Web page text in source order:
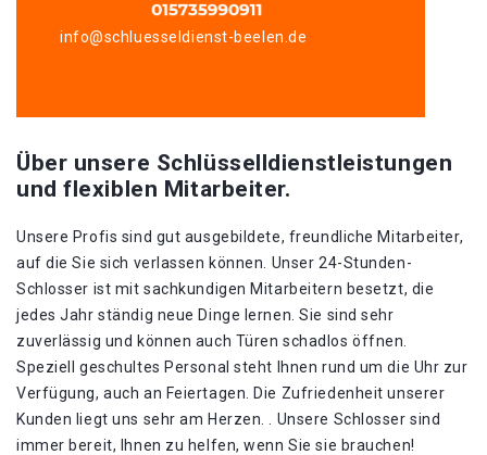
info@schluesseldienst-beelen.de
Über unsere Schlüsselldienstleistungen
und flexiblen Mitarbeiter.
Unsere Profis sind gut ausgebildete, freundliche Mitarbeiter,
auf die Sie sich verlassen können. Unser 24-Stunden-
Schlosser ist mit sachkundigen Mitarbeitern besetzt, die
jedes Jahr ständig neue Dinge lernen. Sie sind sehr
zuverlässig und können auch Türen schadlos öffnen.
Speziell geschultes Personal steht Ihnen rund um die Uhr zur
Verfügung, auch an Feiertagen. Die Zufriedenheit unserer
Kunden liegt uns sehr am Herzen. . Unsere Schlosser sind
immer bereit, Ihnen zu helfen, wenn Sie sie brauchen!